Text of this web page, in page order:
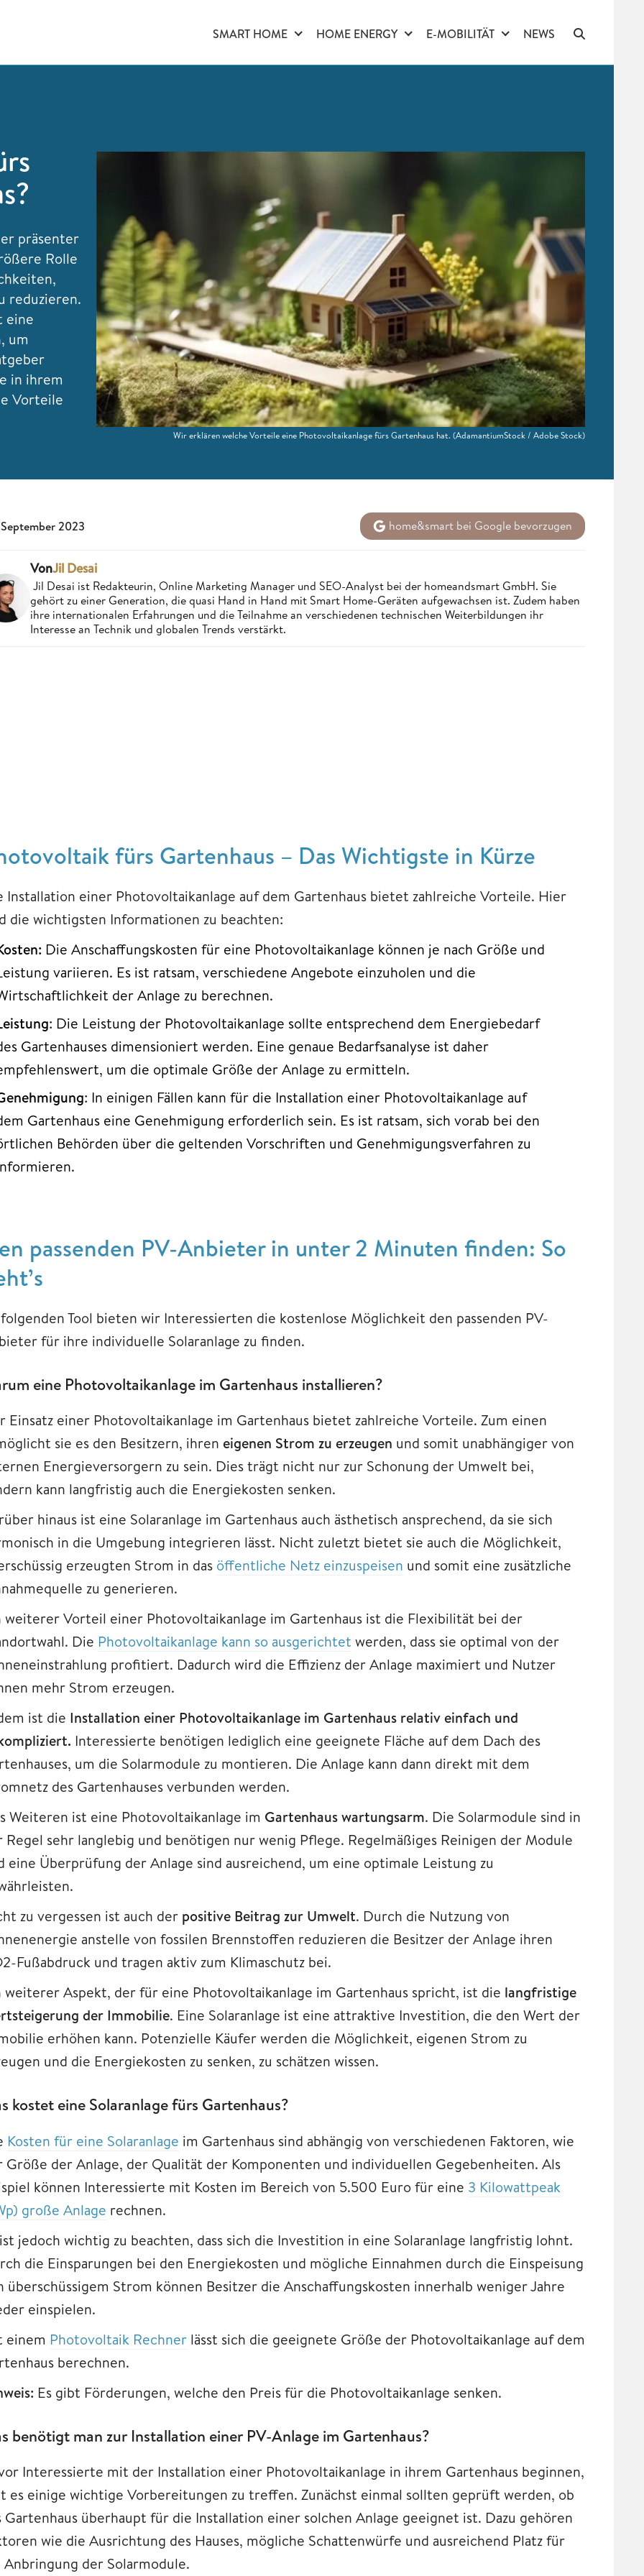
SMART HOME HOME ENERGY E-MOBILITÄT NEWS
präsenter
Rolle
reduzieren.
eine
um
in ihrem
Vorteile
Wir erklären welche Vorteile eine Photovoltaikanlage fürs Gartenhaus hat.(AdamantiumStock / Adobe Stock)
2023 home&smart bei Google bevorzugen
VonJil Desai
Jil Desai ist Redakteurin, Online Marketing Manager und SEO-Analyst bei der homeandsmart GmbH. Sie
gehört zu einer Generation, die quasi Hand in Hand mit Smart Home-Geräten aufgewachsen ist. Zudem haben
ihre internationalen Erfahrungen und die Teilnahme an verschiedenen technischen Weiterbildungen ihr
Interesse an Technik und globalen Trends verstärkt.
fürs Gartenhaus – Das Wichtigste in Kürze
Installation einer Photovoltaikanlage auf dem Gartenhaus bietet zahlreiche Vorteile. Hier
die wichtigsten Informationen zu beachten:
Die Anschaffungskosten für eine Photovoltaikanlage können je nach Größe und
variieren. Es ist ratsam, verschiedene Angebote einzuholen und die
der Anlage zu berechnen.
: Die Leistung der Photovoltaikanlage sollte entsprechend dem Energiebedarf
Gartenhauses dimensioniert werden. Eine genaue Bedarfsanalyse ist daher
um die optimale Größe der Anlage zu ermitteln.
: In einigen Fällen kann für die Installation einer Photovoltaikanlage auf
Gartenhaus eine Genehmigung erforderlich sein. Es ist ratsam, sich vorab bei den
Behörden über die geltenden Vorschriften und Genehmigungsverfahren zu
passenden PV-Anbieter in unter 2 Minuten finden: So
Tool bieten wir Interessierten die kostenlose Möglichkeit den passenden PV-
für ihre individuelle Solaranlage zu finden.
eine Photovoltaikanlage im Gartenhaus installieren?
Einsatz einer Photovoltaikanlage im Gartenhaus bietet zahlreiche Vorteile. Zum einen
sie es den Besitzern, ihren eigenen Strom zu erzeugen und somit unabhängiger von
Energieversorgern zu sein. Dies trägt nicht nur zur Schonung der Umwelt bei,
kann langfristig auch die Energiekosten senken.
hinaus ist eine Solaranlage im Gartenhaus auch ästhetisch ansprechend, da sie sich
in die Umgebung integrieren lässt. Nicht zuletzt bietet sie auch die Möglichkeit,
erzeugten Strom in das öffentliche Netz einzuspeisen und somit eine zusätzliche
zu generieren.
weiterer Vorteil einer Photovoltaikanlage im Gartenhaus ist die Flexibilität bei der
Die Photovoltaikanlage kann so ausgerichtet werden, dass sie optimal von der
profitiert. Dadurch wird die Effizienz der Anlage maximiert und Nutzer
mehr Strom erzeugen.
ist die Installation einer Photovoltaikanlage im Gartenhaus relativ einfach und
Interessierte benötigen lediglich eine geeignete Fläche auf dem Dach des
um die Solarmodule zu montieren. Die Anlage kann dann direkt mit dem
des Gartenhauses verbunden werden.
Weiteren ist eine Photovoltaikanlage im Gartenhaus wartungsarm. Die Solarmodule sind in
Regel sehr langlebig und benötigen nur wenig Pflege. Regelmäßiges Reinigen der Module
eine Überprüfung der Anlage sind ausreichend, um eine optimale Leistung zu
zu vergessen ist auch der positive Beitrag zur Umwelt. Durch die Nutzung von
anstelle von fossilen Brennstoffen reduzieren die Besitzer der Anlage ihren
Fußabdruck und tragen aktiv zum Klimaschutz bei.
weiterer Aspekt, der für eine Photovoltaikanlage im Gartenhaus spricht, ist die langfristige
der Immobilie. Eine Solaranlage ist eine attraktive Investition, die den Wert der
erhöhen kann. Potenzielle Käufer werden die Möglichkeit, eigenen Strom zu
und die Energiekosten zu senken, zu schätzen wissen.
kostet eine Solaranlage fürs Gartenhaus?
Kosten für eine Solaranlage im Gartenhaus sind abhängig von verschiedenen Faktoren, wie
Größe der Anlage, der Qualität der Komponenten und individuellen Gegebenheiten. Als
können Interessierte mit Kosten im Bereich von 5.500 Euro für eine 3 Kilowattpeak
große Anlage rechnen.
jedoch wichtig zu beachten, dass sich die Investition in eine Solaranlage langfristig lohnt.
die Einsparungen bei den Energiekosten und mögliche Einnahmen durch die Einspeisung
überschüssigem Strom können Besitzer die Anschaffungskosten innerhalb weniger Jahre
einspielen.
einem Photovoltaik Rechner lässt sich die geeignete Größe der Photovoltaikanlage auf dem
berechnen.
Es gibt Förderungen, welche den Preis für die Photovoltaikanlage senken.
benötigt man zur Installation einer PV-Anlage im Gartenhaus?
Interessierte mit der Installation einer Photovoltaikanlage in ihrem Gartenhaus beginnen,
es einige wichtige Vorbereitungen zu treffen. Zunächst einmal sollten geprüft werden, ob
Gartenhaus überhaupt für die Installation einer solchen Anlage geeignet ist. Dazu gehören
wie die Ausrichtung des Hauses, mögliche Schattenwürfe und ausreichend Platz für
Anbringung der Solarmodule.